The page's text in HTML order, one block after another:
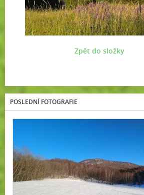
Zpět do složky
POSLEDNÍ FOTOGRAFIE